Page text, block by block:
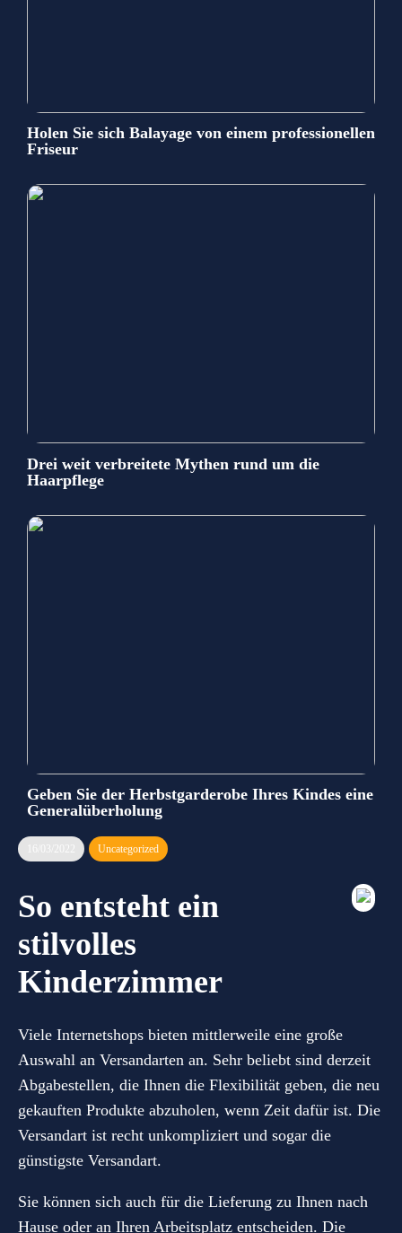
Holen Sie sich Balayage von einem professionellen
Friseur
Drei weit verbreitete Mythen rund um die
Haarpflege
Geben Sie der Herbstgarderobe Ihres Kindes eine
Generalüberholung
16/03/2022 Uncategorized
So entsteht ein
stilvolles
Kinderzimmer
Viele Internetshops bieten mittlerweile eine große
Auswahl an Versandarten an. Sehr beliebt sind derzeit
Abgabestellen, die Ihnen die Flexibilität geben, die neu
gekauften Produkte abzuholen, wenn Zeit dafür ist. Die
Versandart ist recht unkompliziert und sogar die
günstigste Versandart.
Sie können sich auch für die Lieferung zu Ihnen nach
Hause oder an Ihren Arbeitsplatz entscheiden. Die